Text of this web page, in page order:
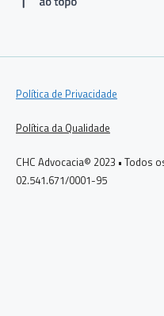
Política de Privacidade
Política da Qualidade
CHC Advocacia© 2023 • Todos
02.541.671/0001-95